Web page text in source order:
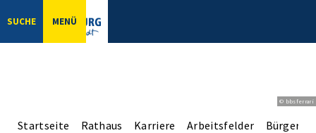
SUCHE MENÜ
© bbsferrari
Startseite Rathaus Karriere Arbeitsfelder